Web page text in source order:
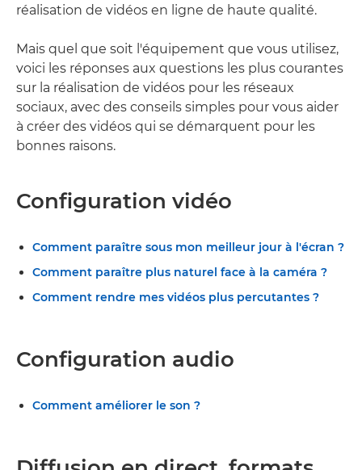
réalisation de vidéos en ligne de haute qualité.
Mais quel que soit l'équipement que vous utilisez,
voici les réponses aux questions les plus courantes
sur la réalisation de vidéos pour les réseaux
sociaux, avec des conseils simples pour vous aider
à créer des vidéos qui se démarquent pour les
bonnes raisons.
Configuration vidéo
Comment paraître sous mon meilleur jour à l'écran ?
Comment paraître plus naturel face à la caméra ?
Comment rendre mes vidéos plus percutantes ?
Configuration audio
Comment améliorer le son ?